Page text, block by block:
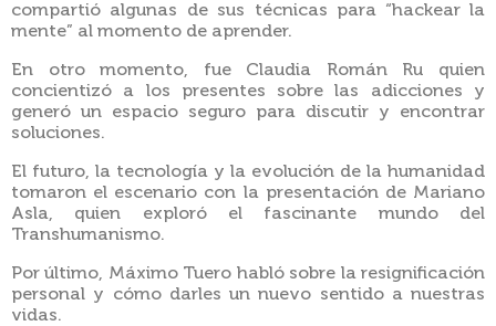
compartió algunas de sus técnicas para “hackear la
mente” al momento de aprender.
En otro momento, fue Claudia Román Ru quien
concientizó a los presentes sobre las adicciones y
generó un espacio seguro para discutir y encontrar
soluciones.
El futuro, la tecnología y la evolución de la humanidad
tomaron el escenario con la presentación de Mariano
Asla, quien exploró el fascinante mundo del
Transhumanismo.
Por último, Máximo Tuero habló sobre la resignificación
personal y cómo darles un nuevo sentido a nuestras
vidas.